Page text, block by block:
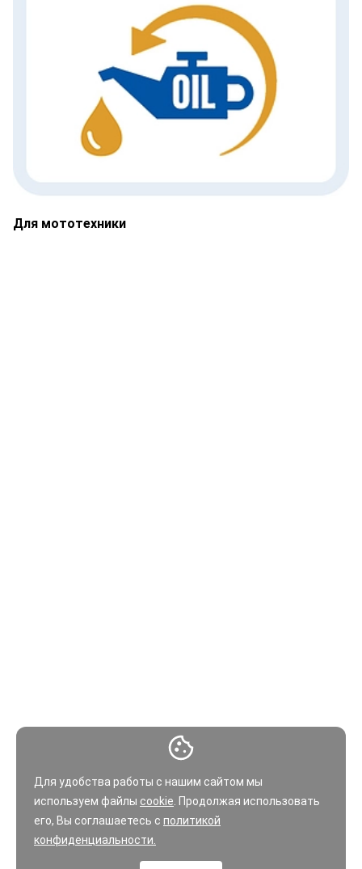
Для удобства работы с нашим сайтом мы
используем файлы cookie . Продолжая использовать
его, Вы соглашаетесь с политикой
конфиденциальности.
Для мототехники